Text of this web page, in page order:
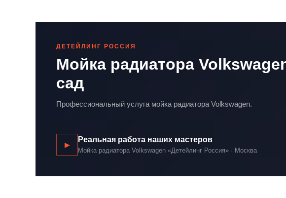
ДЕТЕЙЛИНГ РОССИЯ
Мойка радиатора
сад
Профессиональный услуга мойка радиатора Volkswagen.
▶
Реальная работа наших мастеров
Мойка радиатора Volkswagen «Детейлинг Россия» · Москва